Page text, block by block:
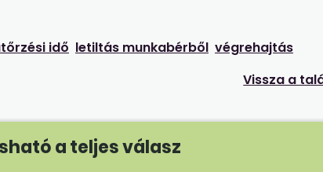
idő letiltás munkabérből végrehajtás
Vissza a
a teljes válasz